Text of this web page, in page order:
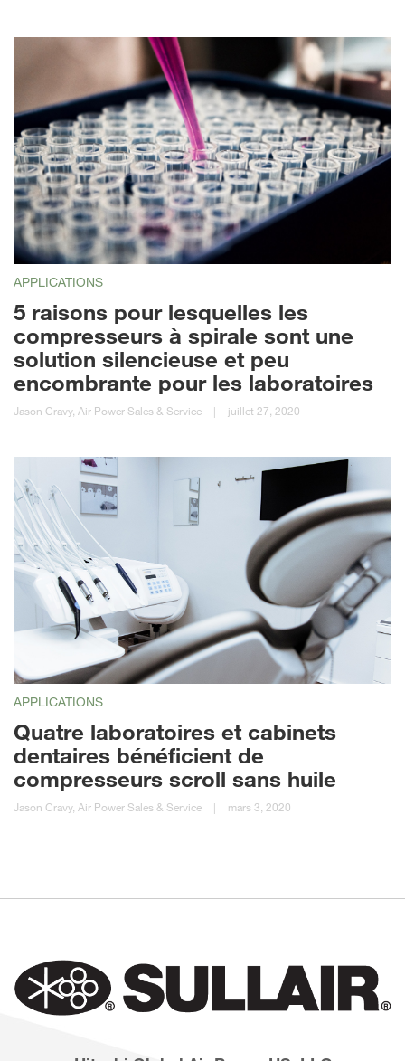
APPLICATIONS
5 raisons pour lesquelles les
compresseurs à spirale sont une
solution silencieuse et peu
encombrante pour les laboratoires
Jason Cravy, Air Power Sales & Service | juillet 27, 2020
APPLICATIONS
Quatre laboratoires et cabinets
dentaires bénéficient de
compresseurs scroll sans huile
Jason Cravy, Air Power Sales & Service | mars 3, 2020